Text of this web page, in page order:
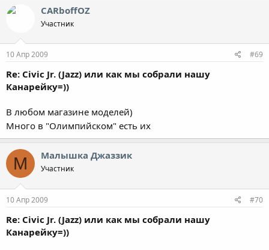
CARboffOZ
Участник
10 Апр 2009 #69
Re: Civic Jr. (Jazz) или как мы собрали нашу
Канарейку=))
В любом магазине моделей)
Много в "Олимпийском" есть их
М Малышка Джаззик
Участник
10 Апр 2009 #70
Re: Civic Jr. (Jazz) или как мы собрали нашу
Канарейку=))